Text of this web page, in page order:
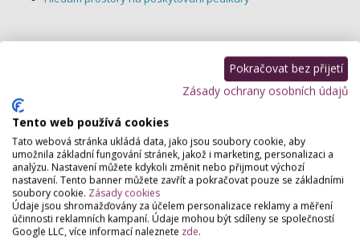
Pokračovat bez přijetí
Zásady ochrany osobních údajů
Tento web používá cookies
Tato webová stránka ukládá data, jako jsou soubory cookie, aby
umožnila základní fungování stránek, jakož i marketing, personalizaci a
analýzu. Nastavení můžete kdykoli změnit nebo přijmout výchozí
nastavení. Tento banner můžete zavřít a pokračovat pouze se základními
soubory cookie. Zásady cookies
Údaje jsou shromažďovány za účelem personalizace reklamy a měření
účinnosti reklamních kampaní. Údaje mohou být sdíleny se společností
Google LLC, více informací naleznete zde.